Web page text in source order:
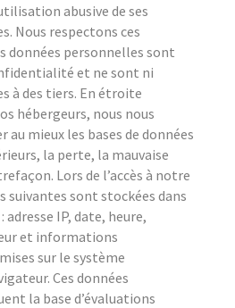
abusive de ses
Nous respectons ces
données personnelles sont
et ne sont ni
à des tiers. En étroite
hébergeurs, nous nous
mieux les bases de données
la perte, la mauvaise
Lors de l’accès à notre
suivantes sont stockées dans
IP, date, heure,
et informations
sur le système
Ces données
la base d’évaluations